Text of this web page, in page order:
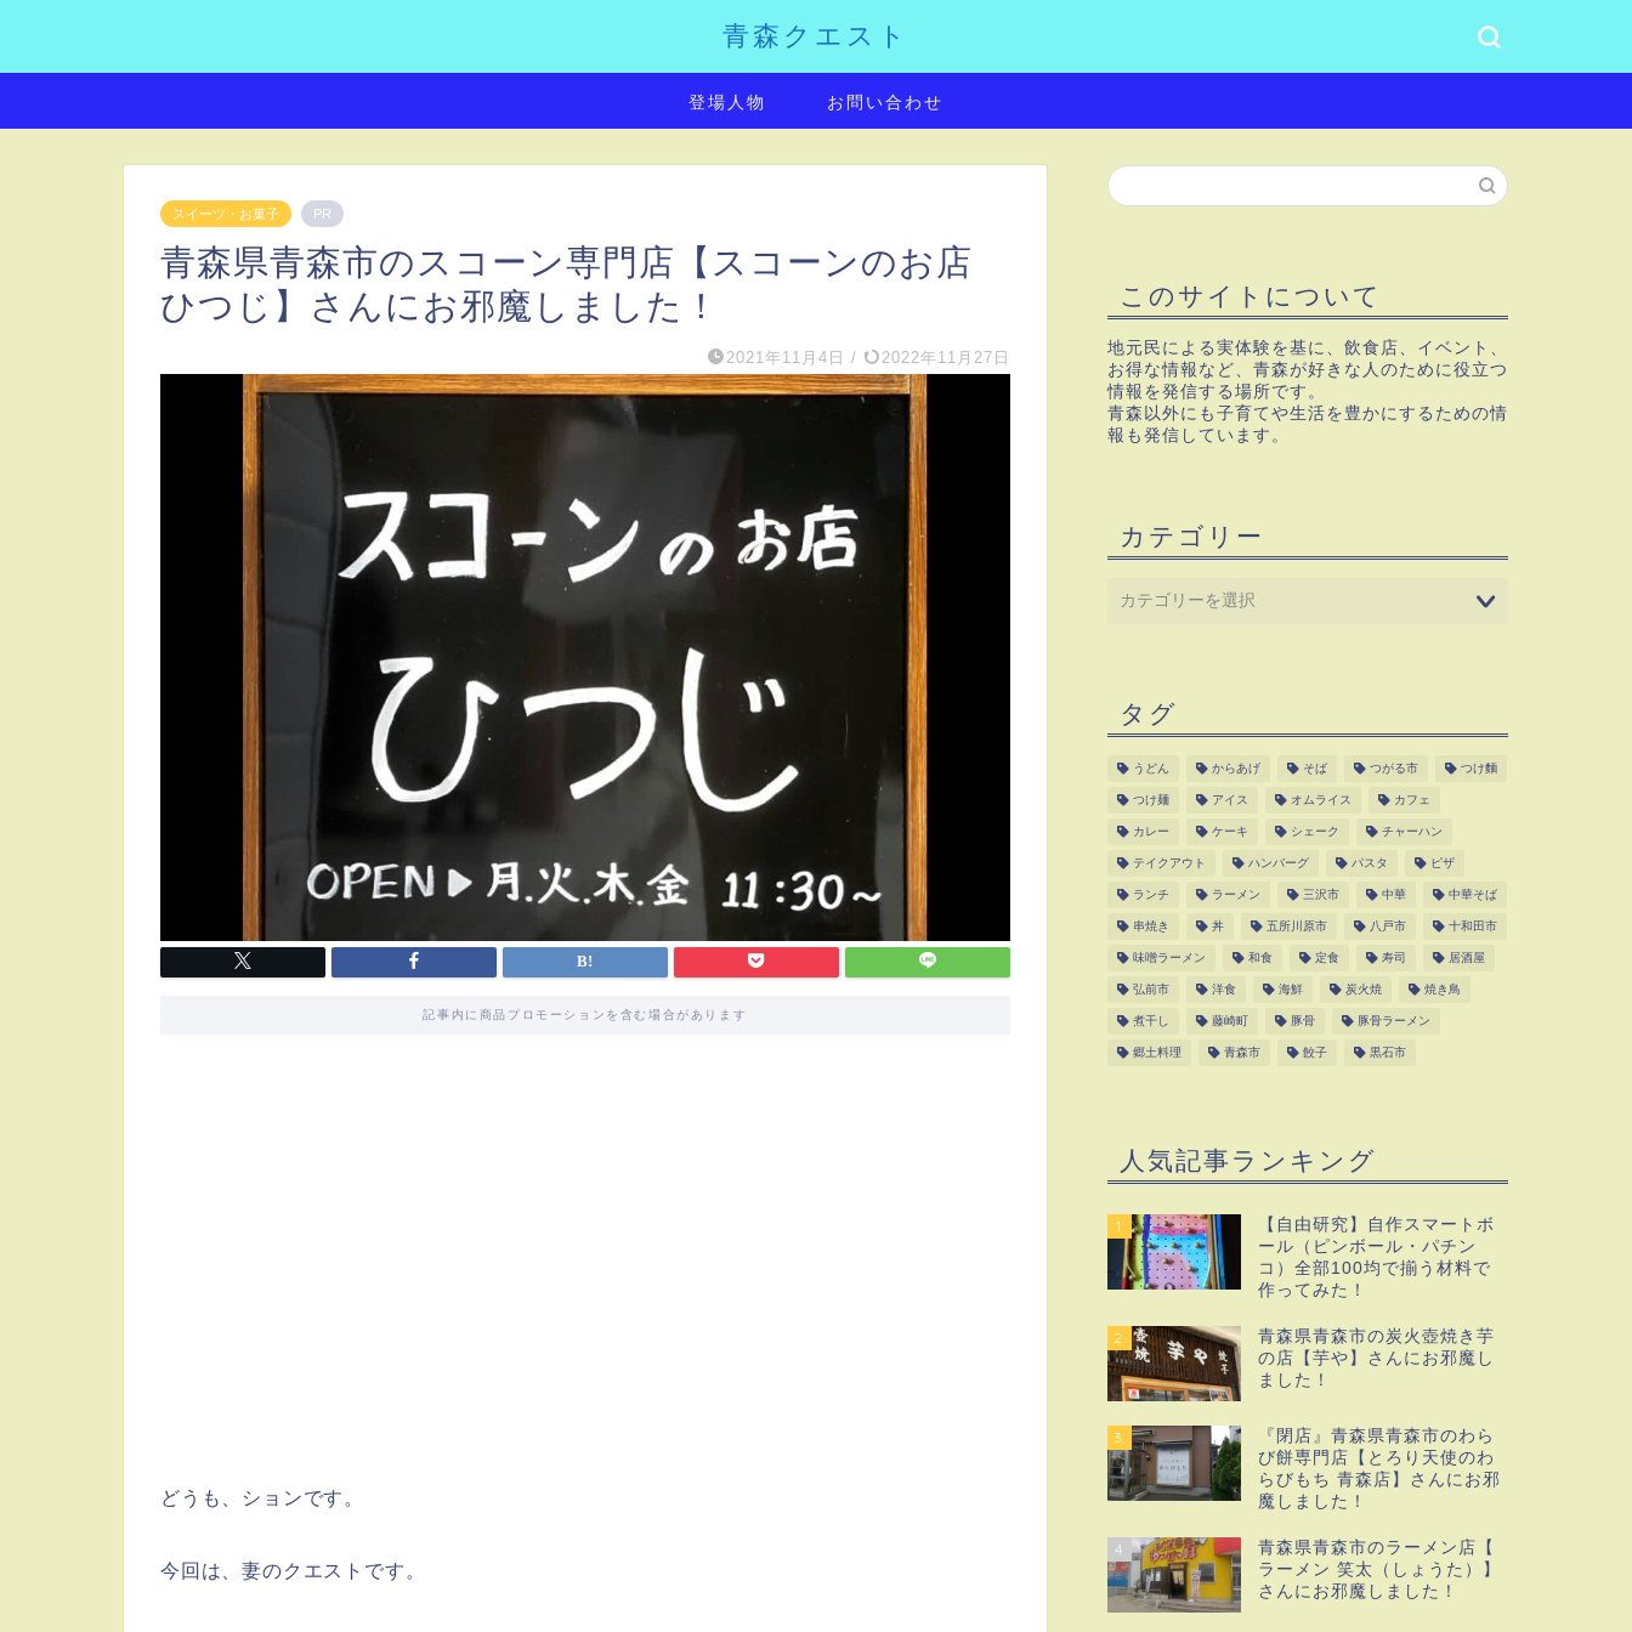
青森クエスト
登場人物 お問い合わせ
スイーツ・お菓子 PR
青森県青森市のスコーン専門店【スコーンのお店
ひつじ】さんにお邪魔しました！
2021年11月4日 / 2022年11月27日
記事内に商品プロモーションを含む場合があります
どうも、ションです。
今回は、妻のクエストです。
このサイトについて
地元民による実体験を基に、飲食店、イベント、
お得な情報など、青森が好きな人のために役立つ
情報を発信する場所です。
青森以外にも子育てや生活を豊かにするための情
報も発信しています。
カテゴリー
タグ
うどん からあげ そば つがる市 つけ麵
つけ麺 アイス オムライス カフェ
カレー ケーキ シェーク チャーハン
テイクアウト ハンバーグ パスタ ピザ
ランチ ラーメン 三沢市 中華 中華そば
串焼き 丼 五所川原市 八戸市 十和田市
味噌ラーメン 和食 定食 寿司 居酒屋
弘前市 洋食 海鮮 炭火焼 焼き鳥
煮干し 藤崎町 豚骨 豚骨ラーメン
郷土料理 青森市 餃子 黒石市
人気記事ランキング
1
【自由研究】自作スマートボ
ール（ピンボール・パチン
コ）全部100均で揃う材料で
作ってみた！
2
青森県青森市の炭火壺焼き芋
の店【芋や】さんにお邪魔し
ました！
3
『閉店』青森県青森市のわら
び餅専門店【とろり天使のわ
らびもち 青森店】さんにお邪
魔しました！
4
青森県青森市のラーメン店【
ラーメン 笑太（しょうた）】
さんにお邪魔しました！